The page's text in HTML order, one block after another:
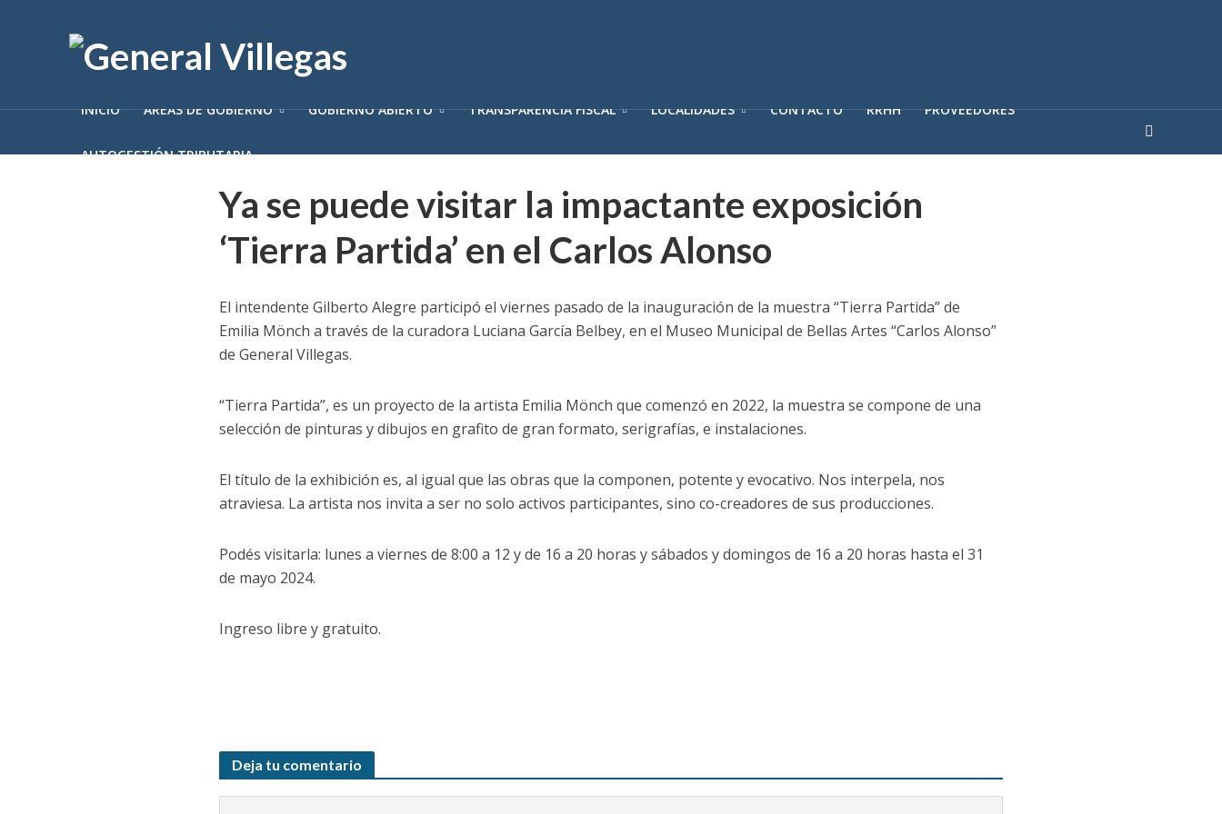
INICIO ÁREAS DE GOBIERNO GOBIERNO ABIERTO TRANSPARENCIA FISCAL LOCALIDADES CONTACTO RRHH PROVEEDORES
AUTOGESTIÓN TRIBUTARIA
Ya se puede visitar la impactante exposición
‘Tierra Partida’ en el Carlos Alonso
El intendente Gilberto Alegre participó el viernes pasado de la inauguración de la muestra “Tierra Partida” de
Emilia Mönch a través de la curadora Luciana García Belbey, en el Museo Municipal de Bellas Artes “Carlos Alonso”
de General Villegas.
“Tierra Partida”, es un proyecto de la artista Emilia Mönch que comenzó en 2022, la muestra se compone de una
selección de pinturas y dibujos en grafito de gran formato, serigrafías, e instalaciones.
El título de la exhibición es, al igual que las obras que la componen, potente y evocativo. Nos interpela, nos
atraviesa. La artista nos invita a ser no solo activos participantes, sino co-creadores de sus producciones.
Podés visitarla: lunes a viernes de 8:00 a 12 y de 16 a 20 horas y sábados y domingos de 16 a 20 horas hasta el 31
de mayo 2024.
Ingreso libre y gratuito.
Deja tu comentario